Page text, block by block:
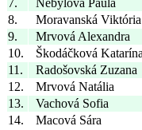
9.
Mrvová Alexandra
10.
Škodáčková Katarína
11.
Radošovská Zuzana
12.
Mrvová Natália
13.
Vachová Sofia
14.
Macová Sára
1.
2.